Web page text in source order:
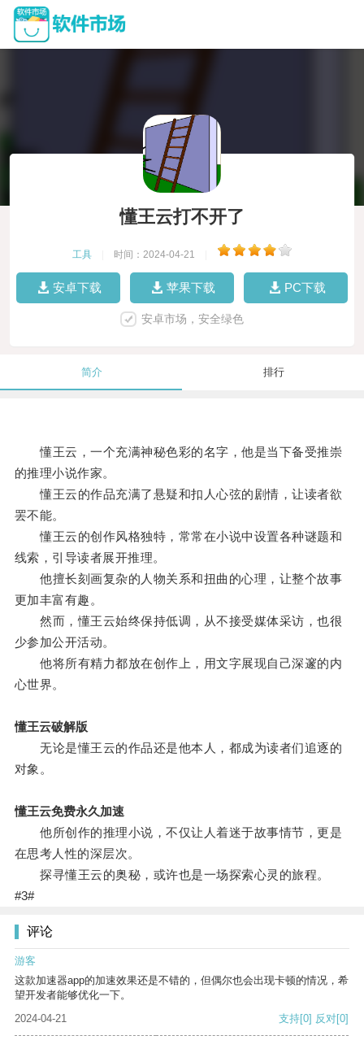
懂王云打不开了
工具 时间：2024-04-21
安卓下载 苹果下载 PC下载
安卓市场，安全绿色
简介 排行
懂王云，一个充满神秘色彩的名字，他是当下备受推崇
的推理小说作家。
懂王云的作品充满了悬疑和扣人心弦的剧情，让读者欲
罢不能。
懂王云的创作风格独特，常常在小说中设置各种谜题和
线索，引导读者展开推理。
他擅长刻画复杂的人物关系和扭曲的心理，让整个故事
更加丰富有趣。
然而，懂王云始终保持低调，从不接受媒体采访，也很
少参加公开活动。
他将所有精力都放在创作上，用文字展现自己深邃的内
心世界。
懂王云破解版
无论是懂王云的作品还是他本人，都成为读者们追逐的
对象。
懂王云免费永久加速
他所创作的推理小说，不仅让人着迷于故事情节，更是
在思考人性的深层次。
探寻懂王云的奥秘，或许也是一场探索心灵的旅程。
#3#
评论
游客
这款加速器app的加速效果还是不错的，但偶尔也会出现卡顿的情况，希
望开发者能够优化一下。
2024-04-21
支持[0] 反对[0]